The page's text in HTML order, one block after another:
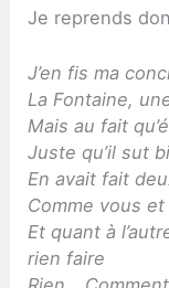
Je reprends
J’en fis ma
La Fontaine,
Mais au fait
Juste qu’il sut
En avait fait
Comme vous et
Et quant à
rien faire